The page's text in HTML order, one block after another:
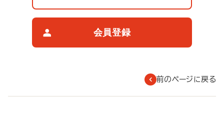
会員登録
前のページに戻る